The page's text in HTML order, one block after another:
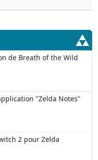
de Breath of the Wild
"Zelda Notes"
2 pour Zelda